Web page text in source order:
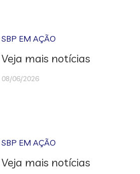
SBP EM AÇÃO
Veja mais notícias
08/06/2026
SBP EM AÇÃO
Veja mais notícias